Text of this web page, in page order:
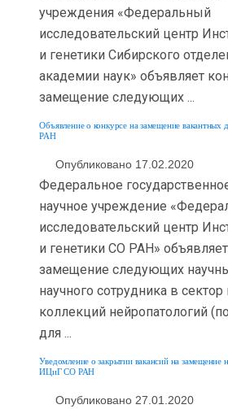
учреждения «Федеральный
исследовательский центр
и генетики Сибирского
академии наук» объявляет
замещение следующих ...
Объявление о конкурсе на замещение
РАН
Опубликовано 17.02.2020
Федеральное
научное учреждение
исследовательский центр
и генетики СО РАН»
замещение следующих
научного сотрудника в сектор
коллекций нейропатологий
для ...
Уведомление о закрытии вакансий на замещение
ИЦиГ СО РАН
Опубликовано 27.01.2020